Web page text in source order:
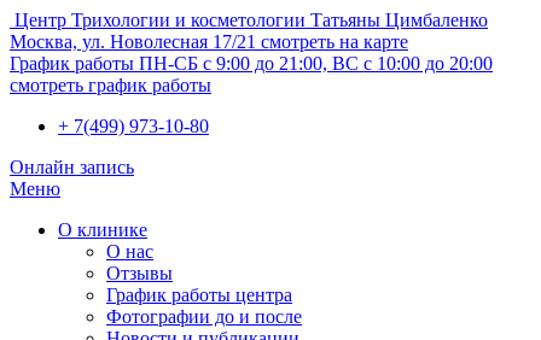
Центр Трихологии и косметологии Татьяны Цимбаленко
Москва, ул. Новолесная 17/21 смотреть на карте
График работы ПН-СБ с 9:00 до 21:00, ВС с 10:00 до 20:00
смотреть график работы
+ 7(499) 973-10-80
Онлайн запись
Меню
О клинике
О нас
Отзывы
График работы центра
Фотографии до и после